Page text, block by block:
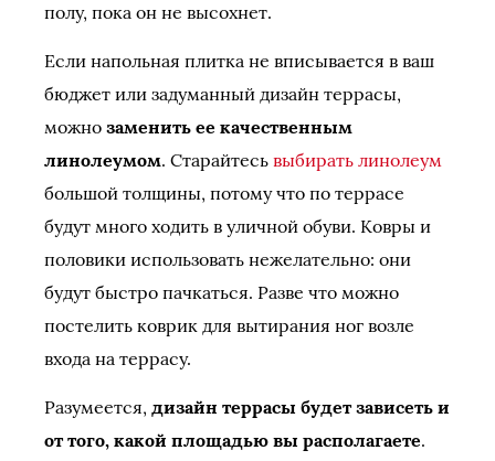
полу, пока он не высохнет.
Если напольная плитка не вписывается в ваш
бюджет или задуманный дизайн террасы,
можно заменить ее качественным
линолеумом. Старайтесь выбирать линолеум
большой толщины, потому что по террасе
будут много ходить в уличной обуви. Ковры и
половики использовать нежелательно: они
будут быстро пачкаться. Разве что можно
постелить коврик для вытирания ног возле
входа на террасу.
Разумеется, дизайн террасы будет зависеть и
от того, какой площадью вы располагаете.